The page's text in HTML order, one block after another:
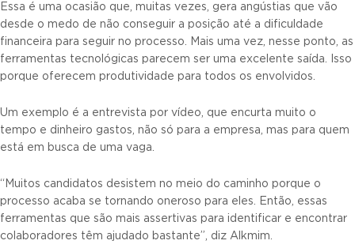
Essa é uma ocasião que, muitas vezes, gera angústias que vão
desde o medo de não conseguir a posição até a dificuldade
financeira para seguir no processo. Mais uma vez, nesse ponto, as
ferramentas tecnológicas parecem ser uma excelente saída. Isso
porque oferecem produtividade para todos os envolvidos.
Um exemplo é a entrevista por vídeo, que encurta muito o
tempo e dinheiro gastos, não só para a empresa, mas para quem
está em busca de uma vaga.
“Muitos candidatos desistem no meio do caminho porque o
processo acaba se tornando oneroso para eles. Então, essas
ferramentas que são mais assertivas para identificar e encontrar
colaboradores têm ajudado bastante”, diz Alkmim.